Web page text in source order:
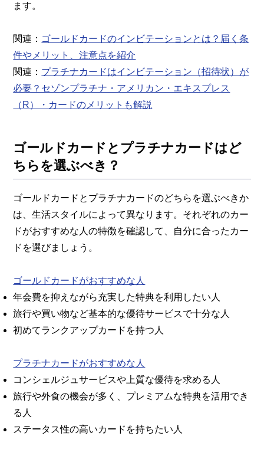
ます。
関連： ゴールドカードのインビテーションとは？届く条
件やメリット、注意点を紹介
関連： プラチナカードはインビテーション（招待状）が
必要？セゾンプラチナ・アメリカン・エキスプレス
（R）・カードのメリットも解説
ゴールドカードとプラチナカードはど
ちらを選ぶべき？
ゴールドカードとプラチナカードのどちらを選ぶべきか
は、生活スタイルによって異なります。それぞれのカー
ドがおすすめな人の特徴を確認して、自分に合ったカー
ドを選びましょう。
ゴールドカードがおすすめな人
年会費を抑えながら充実した特典を利用したい人
旅行や買い物など基本的な優待サービスで十分な人
初めてランクアップカードを持つ人
プラチナカードがおすすめな人
コンシェルジュサービスや上質な優待を求める人
旅行や外食の機会が多く、プレミアムな特典を活用でき
る人
ステータス性の高いカードを持ちたい人